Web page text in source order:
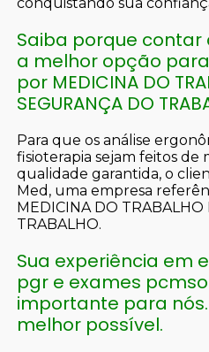
conquistando sua
Saiba porque contar
a melhor opção
por MEDICINA DO
SEGURANÇA DO
Para que os análise
fisioterapia sejam feitos de
qualidade garantida, o
Med, uma empresa
MEDICINA DO TRABALHO
TRABALHO.
Sua experiência em
pgr e exames
importante para
melhor possível.